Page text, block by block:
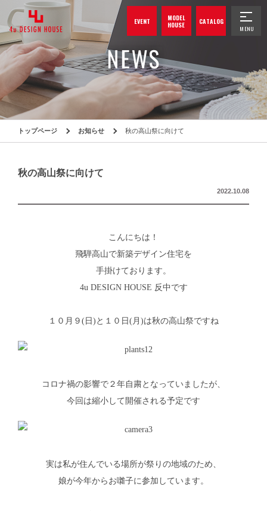
EVENT
MODEL
HOUSE
CATALOG
トップページ お知らせ 秋の高山祭に向けて
秋の高山祭に向けて
2022.10.08
こんにちは！
飛騨高山で新築デザイン住宅を
手掛けております。
4u DESIGN HOUSE 反中です
１０月９(日)と１０日(月)は秋の高山祭ですね
コロナ禍の影響で２年自粛となっていましたが、
今回は縮小して開催される予定です
実は私が住んでいる場所が祭りの地域のため、
娘が今年からお囃子に参加しています。